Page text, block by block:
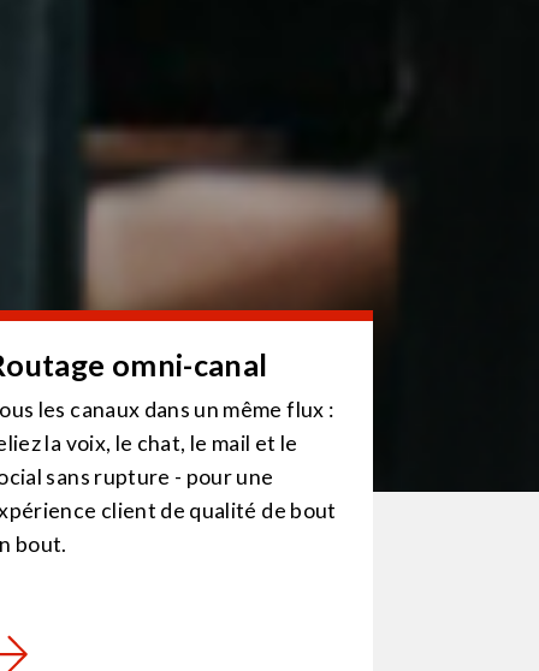
omni-canal
les canaux dans un même flux :
la voix, le chat, le mail et le
sans rupture - pour une
client de qualité de bout
bout.